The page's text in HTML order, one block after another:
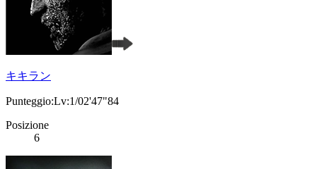
キキラン
Punteggio:Lv:1/02'47"84
Posizione
6